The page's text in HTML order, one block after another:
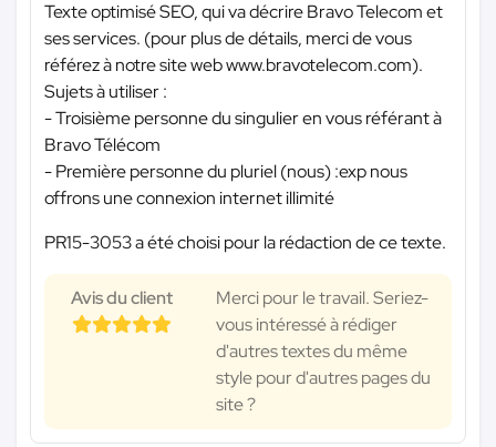
Texte optimisé SEO, qui va décrire Bravo Telecom et
ses services. (pour plus de détails, merci de vous
référez à notre site web www.bravotelecom.com).
Sujets à utiliser :
- Troisième personne du singulier en vous référant à
Bravo Télécom
- Première personne du pluriel (nous) :exp nous
offrons une connexion internet illimité
PR15-3053 a été choisi pour la rédaction de ce texte.
Avis du client
Merci pour le travail. Seriez-
vous intéressé à rédiger
d'autres textes du même
style pour d'autres pages du
site ?